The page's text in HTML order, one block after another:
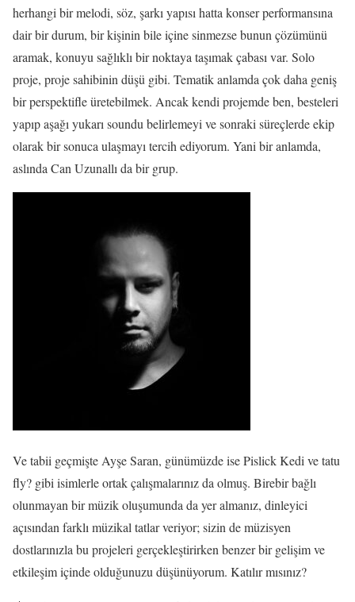
herhangi bir melodi, söz, şarkı yapısı hatta konser performansına
dair bir durum, bir kişinin bile içine sinmezse bunun çözümünü
aramak, konuyu sağlıklı bir noktaya taşımak çabası var. Solo
proje, proje sahibinin düşü gibi. Tematik anlamda çok daha geniş
bir perspektifle üretebilmek. Ancak kendi projemde ben, besteleri
yapıp aşağı yukarı soundu belirlemeyi ve sonraki süreçlerde ekip
olarak bir sonuca ulaşmayı tercih ediyorum. Yani bir anlamda,
aslında Can Uzunallı da bir grup.
Ve tabii geçmişte Ayşe Saran, günümüzde ise Pislick Kedi ve tatu
fly? gibi isimlerle ortak çalışmalarınız da olmuş. Birebir bağlı
olunmayan bir müzik oluşumunda da yer almanız, dinleyici
açısından farklı müzikal tatlar veriyor; sizin de müzisyen
dostlarınızla bu projeleri gerçekleştirirken benzer bir gelişim ve
etkileşim içinde olduğunuzu düşünüyorum. Katılır mısınız?